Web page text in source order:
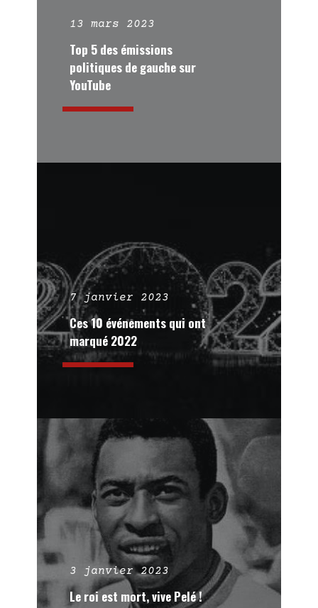
13 mars 2023
Top 5 des émissions
politiques de gauche sur
YouTube
7 janvier 2023
Ces 10 événements qui ont
marqué 2022
3 janvier 2023
Le roi est mort, vive Pelé !